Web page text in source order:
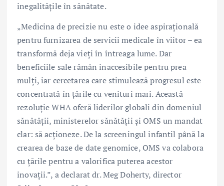
inegalitățile în sănătate.
„Medicina de precizie nu este o idee aspirațională
pentru furnizarea de servicii medicale în viitor – ea
transformă deja vieți în întreaga lume. Dar
beneficiile sale rămân inaccesibile pentru prea
mulți, iar cercetarea care stimulează progresul este
concentrată în țările cu venituri mari. Această
rezoluție WHA oferă liderilor globali din domeniul
sănătății, ministerelor sănătății și OMS un mandat
clar: să acționeze. De la screeningul infantil până la
crearea de baze de date genomice, OMS va colabora
cu țările pentru a valorifica puterea acestor
inovații.”, a declarat dr. Meg Doherty, director